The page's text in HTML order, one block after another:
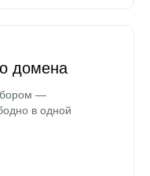
домена
—
в одной